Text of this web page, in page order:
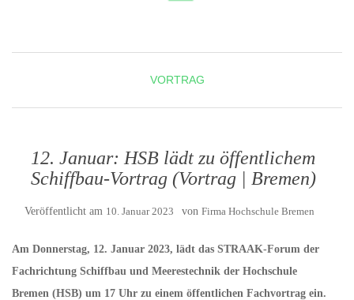
VORTRAG
12. Januar: HSB lädt zu öffentlichem
Schiffbau-Vortrag (Vortrag | Bremen)
Veröffentlicht am 10. Januar 2023 von Firma Hochschule Bremen
Am Donnerstag, 12. Januar 2023, lädt das STRAAK-Forum der
Fachrichtung Schiffbau und Meerestechnik der Hochschule
Bremen (HSB) um 17 Uhr zu einem öffentlichen Fachvortrag ein.